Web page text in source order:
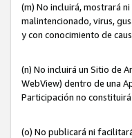
(m) No incluirá, mostrará
malintencionado, virus,
y con conocimiento de
(n) No incluirá un Sitio de
WebView) dentro de una
Participación no
(o) No publicará ni